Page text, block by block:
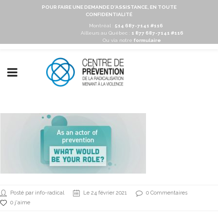
POUR FAIRE UNE DEMANDE D'ASSISTANCE, EN TOUTE
CONFIDENTIALITÉ
Montréal : 514 687-7141 #116
Ailleurs au Québec :
1 877 687-7141 #116
Ou via notre formulaire
Posté par info-radical Le 24 février 2021
0 Commentaires
0 j'aime